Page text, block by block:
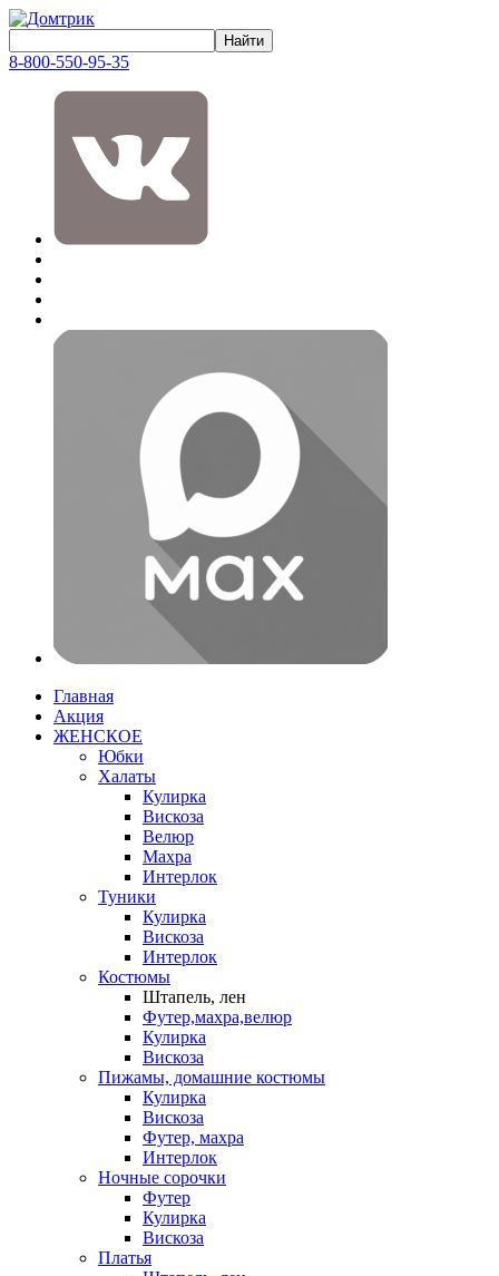
8-800-550-95-35
Главная
Акция
ЖЕНСКОЕ
Юбки
Халаты
Кулирка
Вискоза
Велюр
Махра
Интерлок
Туники
Кулирка
Вискоза
Интерлок
Костюмы
Штапель, лен
Футер,махра,велюр
Кулирка
Вискоза
Пижамы, домашние костюмы
Кулирка
Вискоза
Футер, махра
Интерлок
Ночные сорочки
Футер
Кулирка
Вискоза
Платья